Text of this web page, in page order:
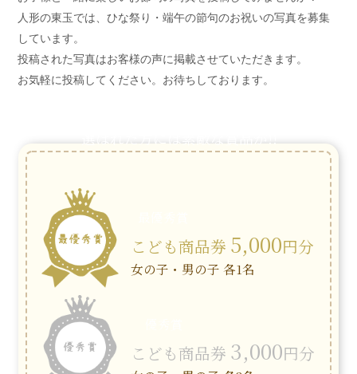
人形の東玉では、ひな祭り・端午の節句のお祝いの写真を募集
しています。
投稿された写真はお客様の声に掲載させていただきます。
お気軽に投稿してください。お待ちしております。
選ばれた方には素敵な賞品が!!
こども商品券 5,000円分
女の子・男の子 各1名
こども商品券 3,000円分